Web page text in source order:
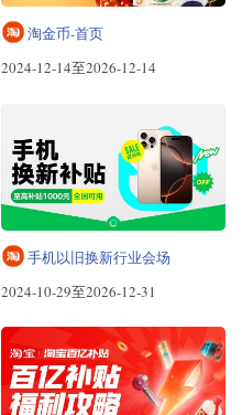
淘金币-首页
2024-12-14至2026-12-14
手机以旧换新行业会场
2024-10-29至2026-12-31